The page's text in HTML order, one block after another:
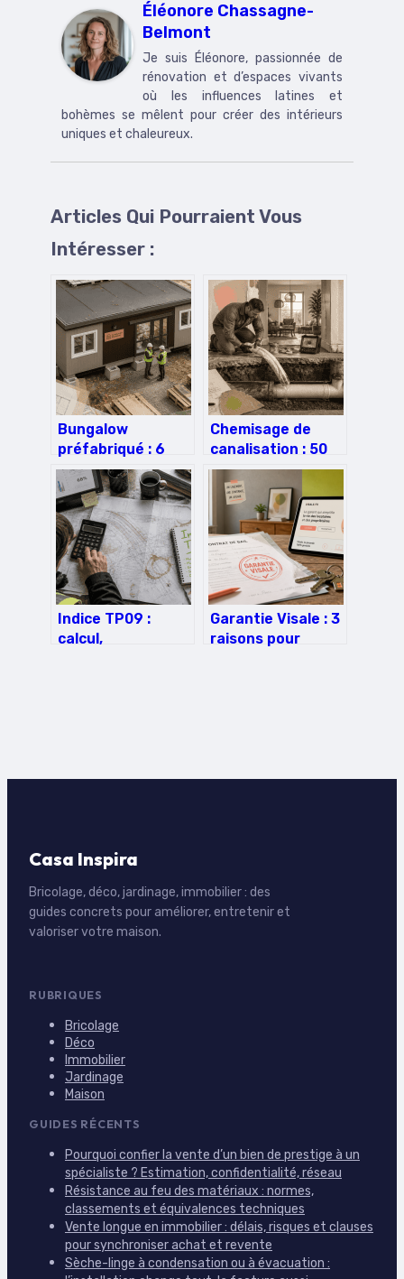
Éléonore Chassagne-
Belmont
Je suis Éléonore, passionnée de
rénovation et d’espaces vivants
où les influences latines et
bohèmes se mêlent pour créer des intérieurs
uniques et chaleureux.
Articles Qui Pourraient Vous
Intéresser :
Bungalow
préfabriqué : 6
mètres de
modularité pour
optimiser vos
espaces de travail
Chemisage de
canalisation : 50
ans de durée de
vie sans une seule
tranchée
Indice TP09 :
calcul,
Garantie Visale : 3
raisons pour
Casa Inspira
Bricolage, déco, jardinage, immobilier : des
guides concrets pour améliorer, entretenir et
valoriser votre maison.
RUBRIQUES
Bricolage
Déco
Immobilier
Jardinage
Maison
GUIDES RÉCENTS
Pourquoi confier la vente d’un bien de prestige à un
spécialiste ? Estimation, confidentialité, réseau
Résistance au feu des matériaux : normes,
classements et équivalences techniques
Vente longue en immobilier : délais, risques et clauses
pour synchroniser achat et revente
Sèche-linge à condensation ou à évacuation :